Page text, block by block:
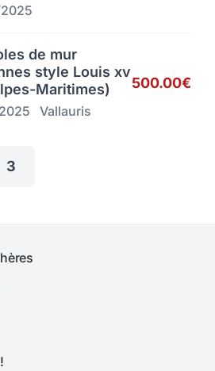
de mur
style Louis xv
Maritimes)
Vallauris
500.00€
3